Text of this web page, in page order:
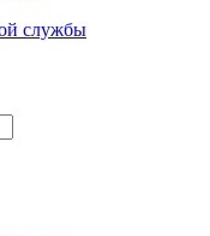
службы